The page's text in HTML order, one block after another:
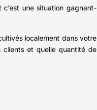
une situation gagnant-
localement dans votre
clients et quelle quantité de